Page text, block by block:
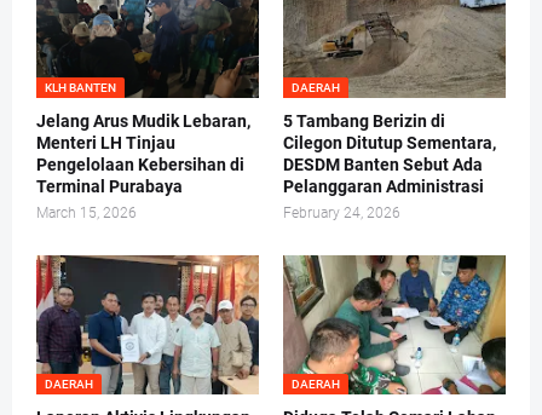
KLH BANTEN
Jelang Arus Mudik Lebaran,
Menteri LH Tinjau
Pengelolaan Kebersihan di
Terminal Purabaya
March 15, 2026
DAERAH
5 Tambang Berizin di
Cilegon Ditutup Sementara,
DESDM Banten Sebut Ada
Pelanggaran Administrasi
February 24, 2026
DAERAH DAERAH